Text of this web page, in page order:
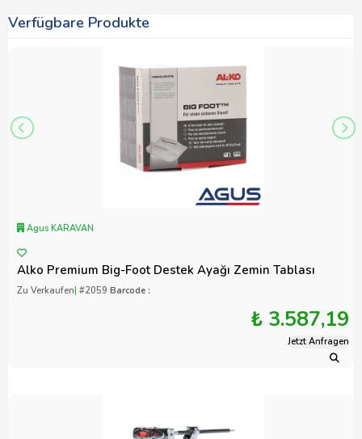
Verfügbare Produkte
Agus KARAVAN
Alko Premium Big-Foot Destek Ayağı Zemin Tablası
Zu Verkaufen| #2059 Barcode :
₺ 3.587,19
Jetzt Anfragen